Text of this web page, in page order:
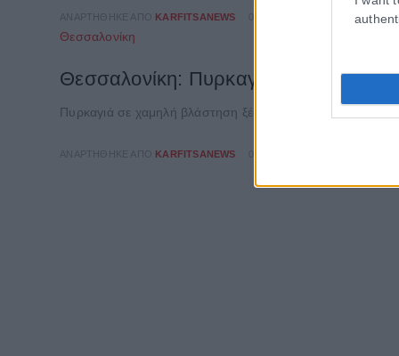
ΑΝΑΡΤΉΘΗΚΕ ΑΠΌ KARFITSANEWS
Θεσσαλονίκη
Θεσσαλονίκη: Πυρκαγιά σε χαμηλή
Πυρκαγιά σε χαμηλή βλάστηση ξέσπασε πριν από λίγη
ΑΝΑΡΤΉΘΗΚΕ ΑΠΌ KARFITSANEWS